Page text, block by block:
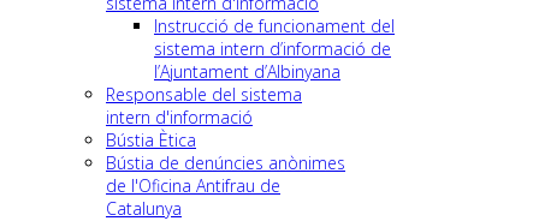
Instrucció de funcionament del
sistema intern d’informació de
l’Ajuntament d’Albinyana
Responsable del sistema
intern d'informació
Bústia Ètica
Bústia de denúncies anònimes
de l'Oficina Antifrau de
Catalunya